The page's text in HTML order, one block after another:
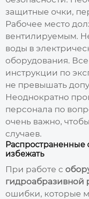
защитные очки,
Рабочее место
вентилируемым.
воды в
оборудования.
инструкции по
не превышать
Неоднократно
персонала по
очень важно,
случаев.
избежать
При работе с
гидроабразивной
ошибки, которые